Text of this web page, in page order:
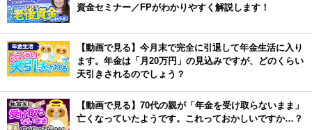
資金セミナー／FPがわかりやすく解説します！
【動画で見る】今月末で完全に引退して年金生活に入り
ます。年金は「月20万円」の見込みですが、どのくらい
天引きされるのでしょう？
【動画で見る】70代の親が「年金を受け取らないまま」
亡くなっていたようです。これっておかしいですか…？